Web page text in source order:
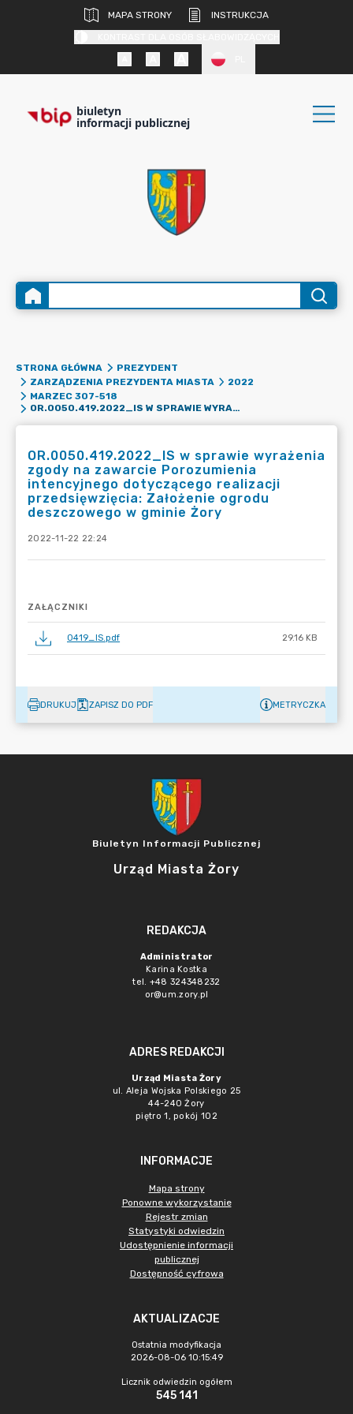
MAPA STRONY
INSTRUKCJA
biuletyn
informacji publicznej
STRONA GŁÓWNA
PREZYDENT
ZARZĄDZENIA PREZYDENTA MIASTA
2022
MARZEC 307-518
OR.0050.419.2022_IS W SPRAWIE WYRAŻENIA ZGODY NA ZAWARCIE POROZUMIENIA INTENCYJNEGO DOTYCZĄCEGO REALIZACJI PRZEDSIĘWZIĘCIA: ZAŁOŻENIE OGRODU DESZCZOWEGO W GMINIE ŻORY
OR.0050.419.2022_IS w sprawie wyrażenia
zgody na zawarcie Porozumienia
intencyjnego dotyczącego realizacji
przedsięwzięcia: Założenie ogrodu
deszczowego w gminie Żory
2022-11-22 22:24
ZAŁĄCZNIKI
0419_IS.pdf 29.16 KB
DRUKUJ ZAPISZ DO PDF METRYCZKA
Biuletyn Informacji Publicznej
Urząd Miasta Żory
REDAKCJA
Administrator
Karina Kostka
tel. +48 324348232
or@um.zory.pl
ADRES REDAKCJI
Urząd Miasta Żory
ul. Aleja Wojska Polskiego 25
44-240 Żory
piętro 1, pokój 102
INFORMACJE
Mapa strony
Ponowne wykorzystanie
Rejestr zmian
Statystyki odwiedzin
Udostępnienie informacji
publicznej
Dostępność cyfrowa
AKTUALIZACJE
Ostatnia modyfikacja
2026-08-06 10:15:49
Licznik odwiedzin ogółem
545 141